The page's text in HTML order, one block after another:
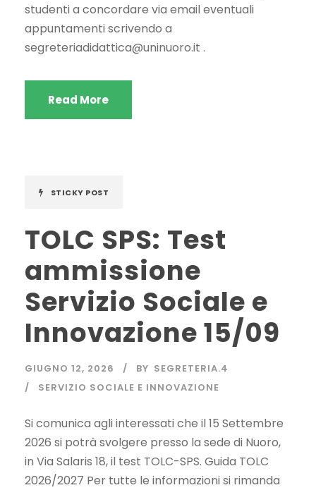
studenti a concordare via email eventuali
appuntamenti scrivendo a
segreteriadidattica@uninuoro.it .
Read More
STICKY POST
TOLC SPS: Test
ammissione
Servizio Sociale e
Innovazione 15/09
GIUGNO 12, 2026 BY SEGRETERIA.4
SERVIZIO SOCIALE E INNOVAZIONE
Si comunica agli interessati che il 15 Settembre
2026 si potrà svolgere presso la sede di Nuoro,
in Via Salaris 18, il test TOLC-SPS. Guida TOLC
2026/2027 Per tutte le informazioni si rimanda